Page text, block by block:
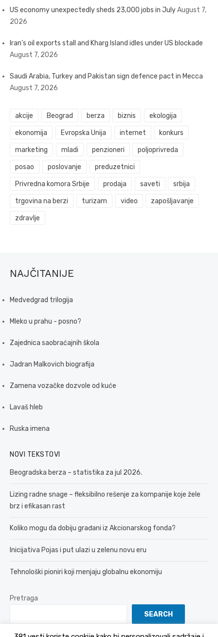
US economy unexpectedly sheds 23,000 jobs in JulyAugust 7,
2026
Iran’s oil exports stall and Kharg Island idles under US blockade
August 7, 2026
Saudi Arabia, Turkey and Pakistan sign defence pact in Mecca
August 7, 2026
akcije Beograd berza biznis ekologija
ekonomija Evropska Unija internet konkurs
marketing mladi penzioneri poljoprivreda
posao poslovanje preduzetnici
Privredna komora Srbije prodaja saveti srbija
trgovina na berzi turizam video zapošljavanje
zdravlje
NAJČITANIJE
Medvedgrad trilogija
Mleko u prahu - posno?
Zajednica saobraćajnih škola
Jadran Malkovich biografija
Zamena vozačke dozvole od kuće
Lavaš hleb
Ruska imena
NOVI TEKSTOVI
Beogradska berza – statistika za jul 2026.
Lizing radne snage – fleksibilno rešenje za kompanije koje žele
brz i efikasan rast
Koliko mogu da dobiju građani iz Akcionarskog fonda?
Inicijativa Pojas i put ulazi u zelenu novu eru
Tehnološki pioniri koji menjaju globalnu ekonomiju
Pretraga
SEARCH